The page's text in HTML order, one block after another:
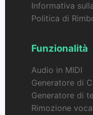
Informativa
Politica di
Funzionalità
Audio in MIDI
Generatore di
Generatore di
Rimozione